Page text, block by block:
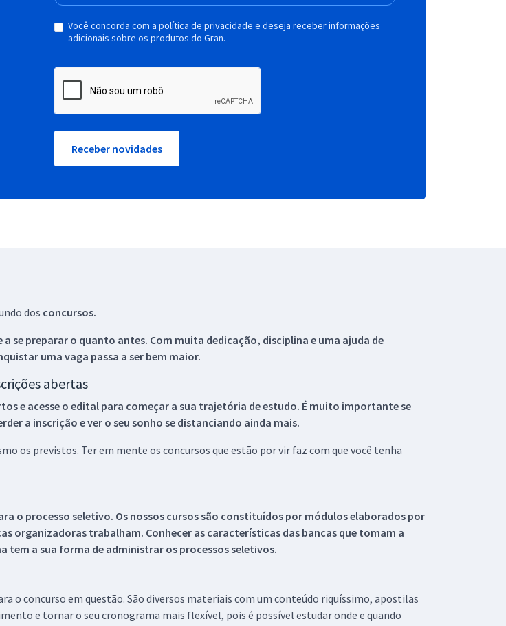
Você concorda com a política de privacidade e deseja receber informações
adicionais sobre os produtos do Gran.
Receber novidades
dos concursos.
se preparar o quanto antes. Com muita dedicação, disciplina e uma ajuda de
uma vaga passa a ser bem maior.
abertas
e acesse o edital para começar a sua trajetória de estudo. É muito importante se
a inscrição e ver o seu sonho se distanciando ainda mais.
os previstos. Ter em mente os concursos que estão por vir faz com que você tenha
o processo seletivo. Os nossos cursos são constituídos por módulos elaborados por
organizadoras trabalham. Conhecer as características das bancas que tomam a
a sua forma de administrar os processos seletivos.
o concurso em questão. São diversos materiais com um conteúdo riquíssimo, apostilas
e tornar o seu cronograma mais flexível, pois é possível estudar onde e quando